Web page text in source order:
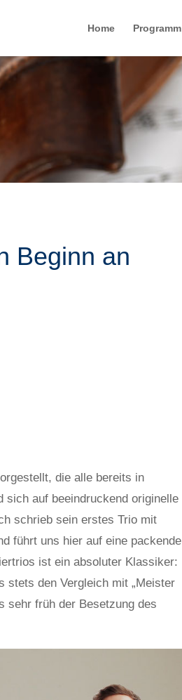
Home Programm
Beginn an
die alle bereits in
sich auf beeindruckend originelle
schrieb sein erstes Trio mit
führt uns hier auf eine packende
ist ein absoluter Klassiker:
stets den Vergleich mit „Meister
sehr früh der Besetzung des